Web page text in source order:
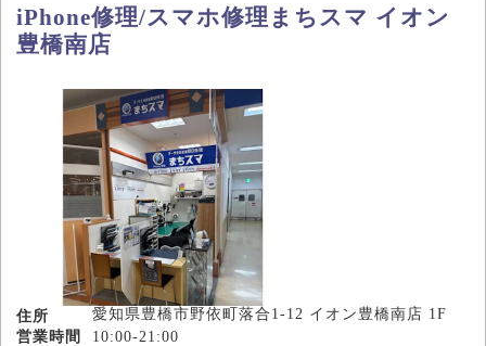
iPhone修理/スマホ修理まちスマ イオン
豊橋南店
住所
愛知県豊橋市野依町落合1-12 イオン豊橋南店 1F
営業時間
10:00-21:00